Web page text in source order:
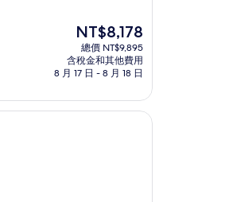
現
在
價
格
NT$8,178
NT$8,178
總價 NT$9,895
含稅金和其他費用
8 月 17 日 - 8 月 18 日